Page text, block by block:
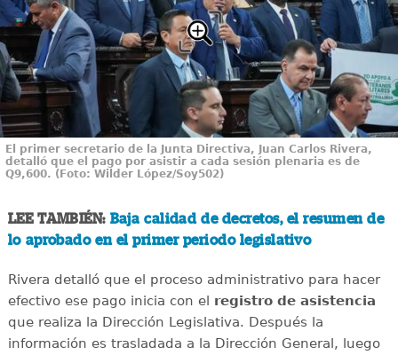
El primer secretario de la Junta Directiva, Juan Carlos Rivera,
detalló que el pago por asistir a cada sesión plenaria es de
Q9,600. (Foto: Wilder López/Soy502)
LEE TAMBIÉN: Baja calidad de decretos, el resumen de
lo aprobado en el primer periodo legislativo
Rivera detalló que el proceso administrativo para hacer
efectivo ese pago inicia con el registro de asistencia
que realiza la Dirección Legislativa. Después la
información es trasladada a la Dirección General, luego